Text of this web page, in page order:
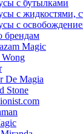
с бутылками
с жидкостями,
с
брендам
Magic
De Magia
Stone